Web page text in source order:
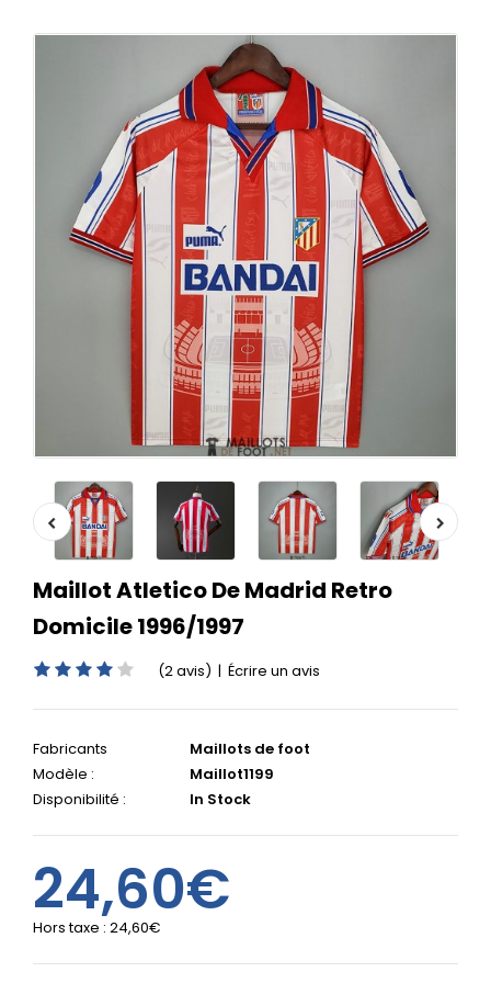
Maillot Atletico De Madrid Retro
Domicile 1996/1997
(2 avis) | Écrire un avis
Fabricants
Maillots de foot
Modèle :
Maillot1199
Disponibilité :
In Stock
24,60€
Hors taxe : 24,60€